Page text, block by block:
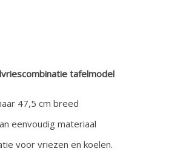
tafelmodel
47,5 cm breed
eenvoudig materiaal
voor vriezen en koelen.